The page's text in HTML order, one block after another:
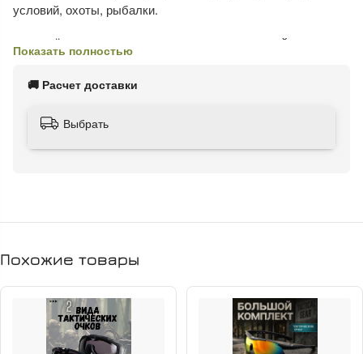
условий, охоты, рыбалки.
- удлинённая куртка прямого кроя с центральной
- воротник стойка с капюшоном регулируется по объёму.
внутренних.
- 2 боковых и 2 набедренных накладных кармана с
Показать полностью
🚚 Расчет доставки
Выбрать
Похожие товары